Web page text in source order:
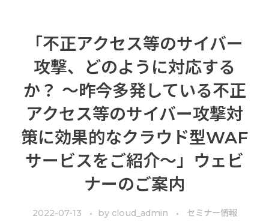
「不正アクセス等のサイバー
攻撃、どのように対応する
か？ ～昨今多発している不正
アクセス等のサイバー攻撃対
策に効果的なクラウド型WAF
サービスをご紹介～」ウェビ
ナーのご案内
2022-07-13 by cloud_admin セミナー情報